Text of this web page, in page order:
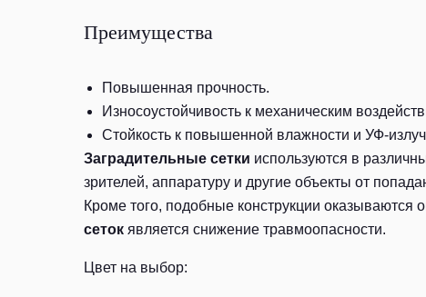
Преимущества
Повышенная прочность.
Износоустойчивость к механическим
Стойкость к повышенной влажности и УФ-
Заградительные сетки используются в
зрителей, аппаратуру и другие объекты от
Кроме того, подобные конструкции
сеток является снижение травмоопасности.
Цвет на выбор: